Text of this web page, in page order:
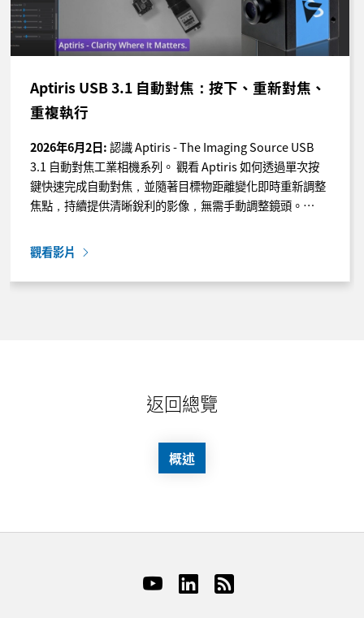
Aptiris USB 3.1 自動對焦：按下、重新對焦、
重複執行
2026年6月2日:認識 Aptiris - The Imaging Source USB
3.1 自動對焦工業相機系列。 觀看 Aptiris 如何透過單次按
鍵快速完成自動對焦，並隨著目標物距離變化即時重新調整
焦點，持續提供清晰銳利的影像，無需手動調整鏡頭。…
觀看影片
返回總覽
概述